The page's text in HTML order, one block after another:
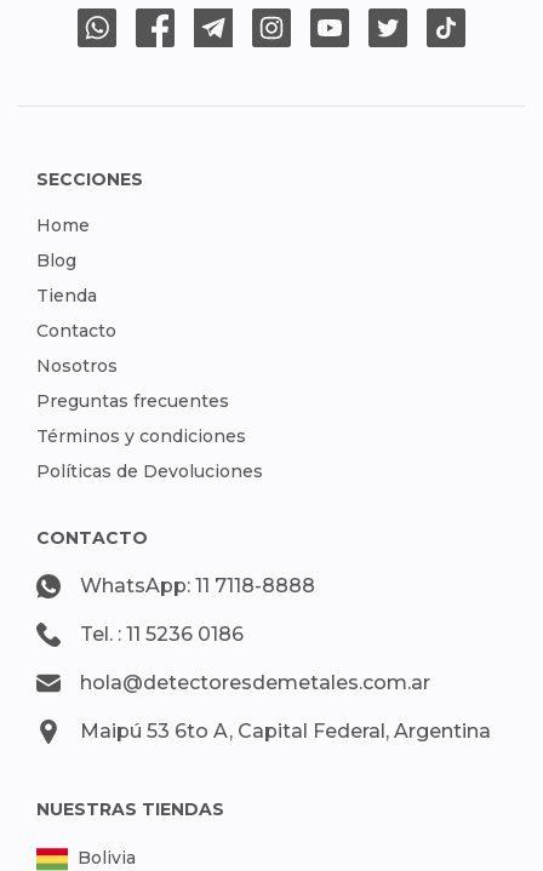
SECCIONES
Home
Blog
Tienda
Contacto
Nosotros
Preguntas frecuentes
Términos y condiciones
Políticas de Devoluciones
CONTACTO
WhatsApp: 11 7118-8888
Tel. : 11 5236 0186
hola@detectoresdemetales.com.ar
Maipú 53 6to A, Capital Federal, Argentina
NUESTRAS TIENDAS
Bolivia